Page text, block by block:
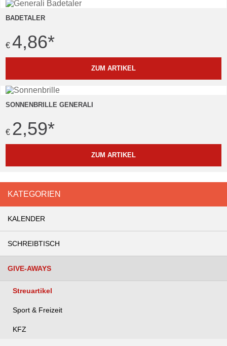
BADETALER
€ 4,86*
ZUM ARTIKEL
SONNENBRILLE GENERALI
€ 2,59*
ZUM ARTIKEL
KATEGORIEN
KALENDER
SCHREIBTISCH
GIVE-AWAYS
Streuartikel
Sport & Freizeit
KFZ